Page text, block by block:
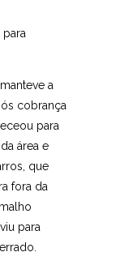
para
a
cobrança
para
área e
que
fora da
para